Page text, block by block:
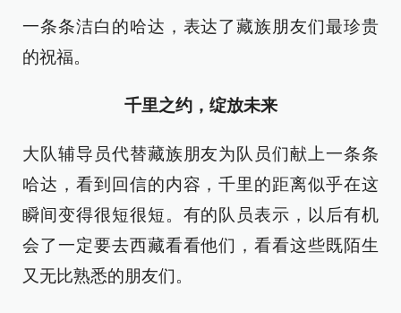
一条条洁白的哈达，表达了藏族朋友们最珍贵
的祝福。
千里之约，绽放未来
大队辅导员代替藏族朋友为队员们献上一条条
哈达，看到回信的内容，千里的距离似乎在这
瞬间变得很短很短。有的队员表示，以后有机
会了一定要去西藏看看他们，看看这些既陌生
又无比熟悉的朋友们。